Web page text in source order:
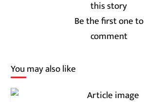
Be the first one to
comment
You may also like